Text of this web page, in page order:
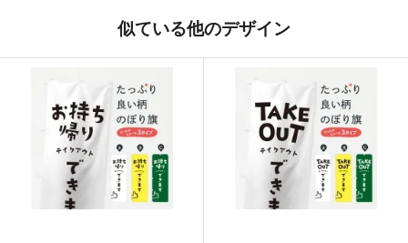
919
24 915 21960
913 22825
911 23686
909 24543
似ている他のデザイン